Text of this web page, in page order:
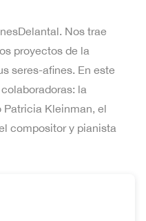
Nos trae
proyectos de la
seres-afines. En este
la
Kleinman, el
compositor y pianista